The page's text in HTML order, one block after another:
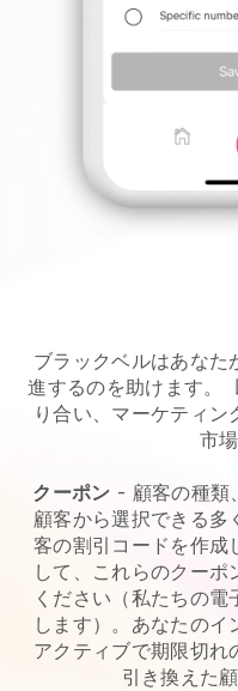
ブラックベルはあなた
進するのを助けます。
り合い、マーケティ
市
クーポン - 顧客の種類
顧客から選択できる多
客の割引コードを作成
して、これらのクー
ください（私たちの
します）。あなたの
アクティブで期限切れ
引き換えた